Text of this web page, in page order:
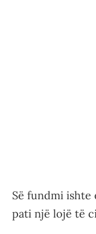
Së fundmi ishte
pati një lojë të